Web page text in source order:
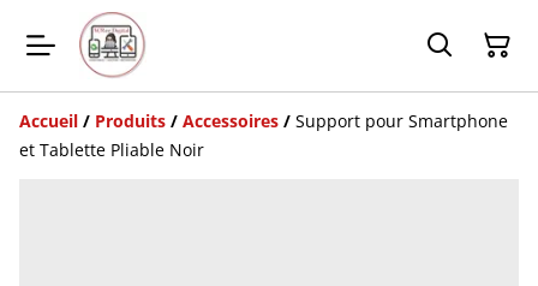
Accueil / Produits / Accessoires / Support pour Smartphone
et Tablette Pliable Noir